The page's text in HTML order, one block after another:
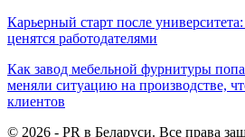
Карьерный старт после
ценятся работодателями
Как завод мебельной фурнитуры
меняли ситуацию на производстве,
клиентов
© 2026 - PR в Беларуси. Все права